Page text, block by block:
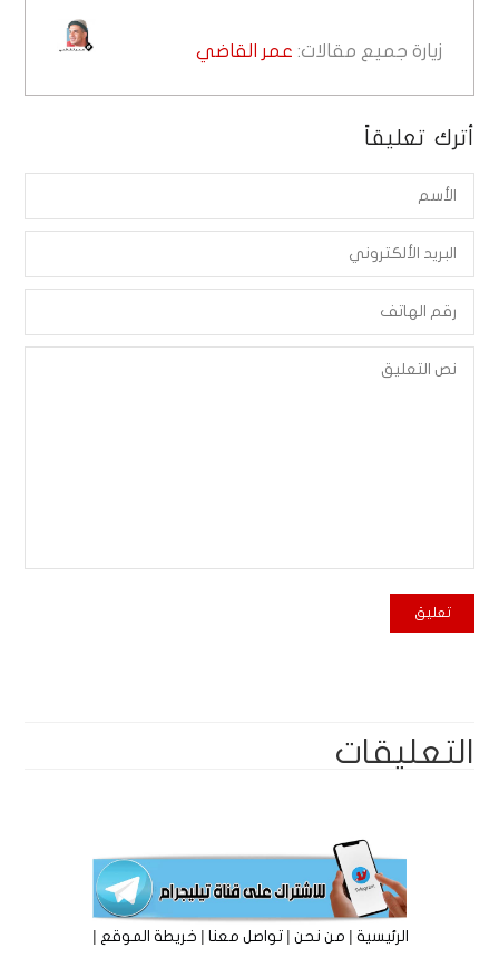
زيارة جميع مقالات: عمر القاضي
أترك تعليقاً
التعليقات
الرئيسية|من نحن|تواصل معنا|خريطة الموقع |